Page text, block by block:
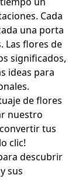
Cada
una porta
Las flores de
significados,
ideas para
de flores
nuestro
tus
clic!
descubrir
sus